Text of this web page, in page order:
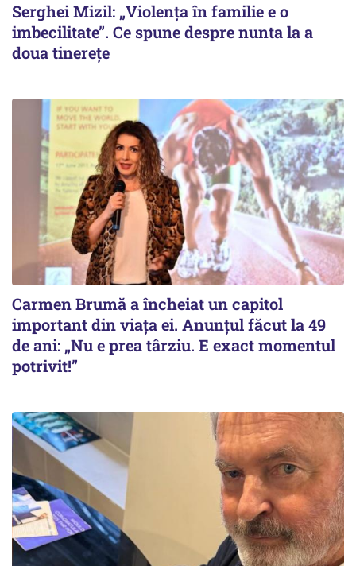
Serghei Mizil: „Violența în familie e o
imbecilitate”. Ce spune despre nunta la a
doua tinerețe
Carmen Brumă a încheiat un capitol
important din viața ei. Anunțul făcut la 49
de ani: „Nu e prea târziu. E exact momentul
potrivit!”